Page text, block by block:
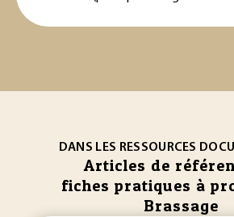
DANS LES RESSOURCES
Articles de
fiches pratiques à
Brassage